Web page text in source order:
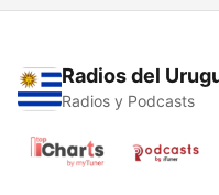
Radios del
Radios y Podcasts